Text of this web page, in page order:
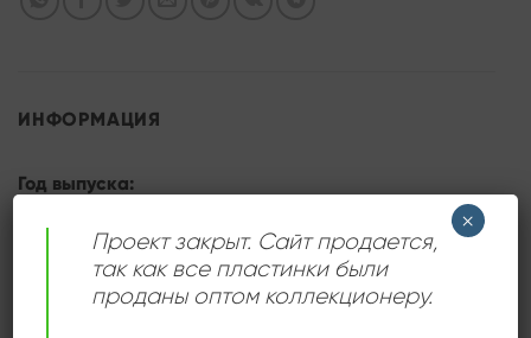
ИНФОРМАЦИЯ
Год выпуска:
1983
Номер по каталогу:
8113 0204
Проект закрыт. Сайт продается,
так как все пластинки были
проданы оптом коллекционеру.
×